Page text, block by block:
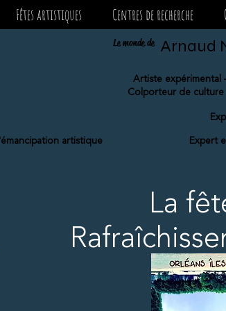
Fêtes artistiques Centres de recherche
Arnaud
Le monde de
Artiste expérimental
Colporteur de culture
artistique Expert
La